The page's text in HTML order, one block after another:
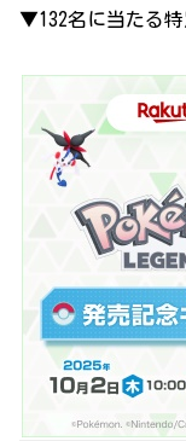
▼132名に当たる